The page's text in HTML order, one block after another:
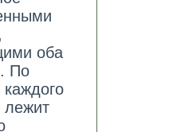
оба
По
лежит